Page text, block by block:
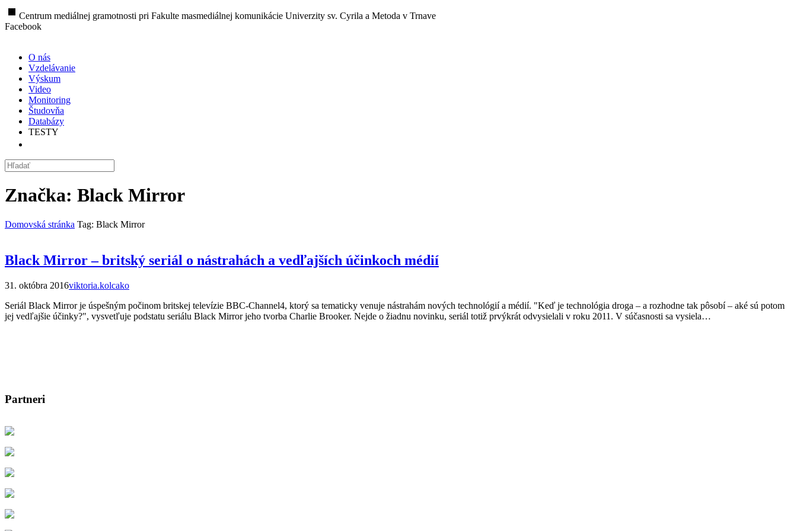
stop Centrum mediálnej gramotnosti pri Fakulte masmediálnej komunikácie Univerzity sv. Cyrila a Metoda v Trnave
Facebook
O nás
Vzdelávanie
Výskum
Video
Monitoring
Študovňa
Databázy
TESTY
Značka: Black Mirror
Domovská stránka Tag: Black Mirror
Black Mirror – britský seriál o nástrahách a vedľajších účinkoch médií
31. októbra 2016viktoria.kolcako
Seriál Black Mirror je úspešným počinom britskej televízie BBC-Channel4, ktorý sa tematicky venuje nástrahám nových technológií a médií. "Keď je technológia droga – a rozhodne tak pôsobí – aké sú potom
jej vedľajšie účinky?", vysvetľuje podstatu seriálu Black Mirror jeho tvorba Charlie Brooker. Nejde o žiadnu novinku, seriál totiž prvýkrát odvysielali v roku 2011. V súčasnosti sa vysiela…
Partneri